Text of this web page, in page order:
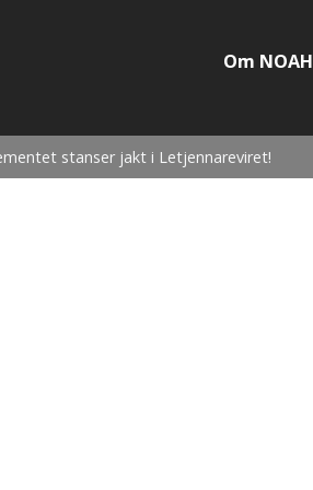
Om NOAH
stanser jakt i Letjennareviret!